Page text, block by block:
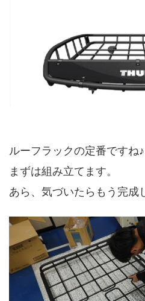
ルーフラックの定番ですね♪
まずは組み立てます。
あら、気づいたらもう完成